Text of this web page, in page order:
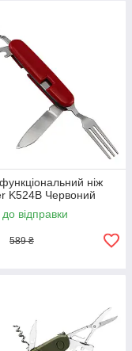
ніж
K524B Червоний
відправки
589 ₴